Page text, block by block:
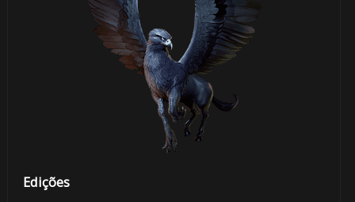
Edições